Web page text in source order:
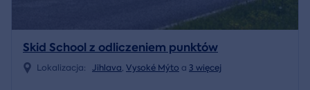
Skid School z odliczeniem punktów
Lokalizacja: Jihlava, Vysoké Mýto a 3 więcej